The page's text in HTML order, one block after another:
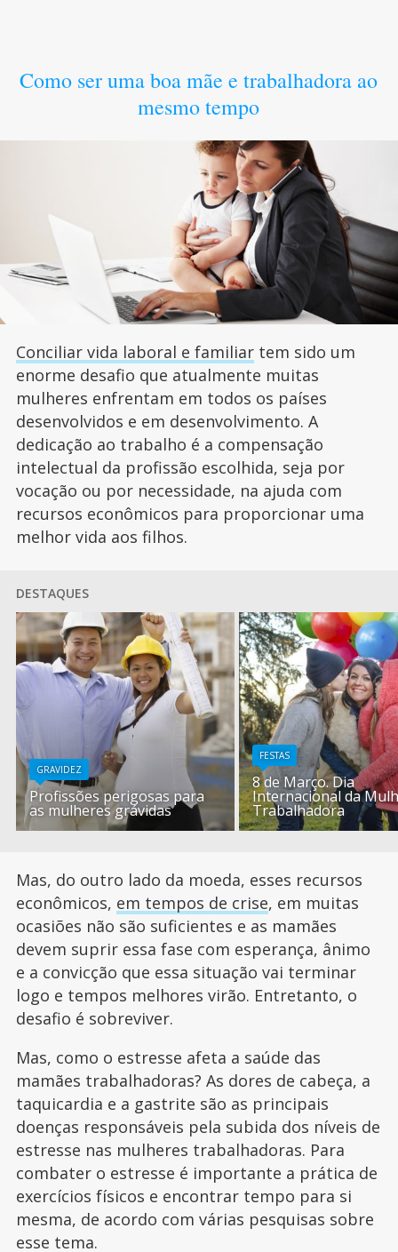
Como ser uma boa mãe e trabalhadora ao
mesmo tempo
Conciliar vida laboral e familiartem sido um
enorme desafio que atualmente muitas
mulheres enfrentam em todos os países
desenvolvidos e em desenvolvimento. A
dedicação ao trabalho é a compensação
intelectual da profissão escolhida, seja por
vocação ou por necessidade, na ajuda com
recursos econômicos para proporcionar uma
melhor vida aos filhos.
DESTAQUES
GRAVIDEZ
Profissões perigosas para
as mulheres grávidas
FESTAS
8 de Março. Dia
Internacional da
Trabalhadora
Mas, do outro lado da moeda, esses recursos
econômicos, em tempos de crise, em muitas
ocasiões não são suficientes e as mamães
devem suprir essa fase com esperança, ânimo
e a convicção que essa situação vai terminar
logo e tempos melhores virão. Entretanto, o
desafio é sobreviver.
Mas, como o estresse afeta a saúde das
mamães trabalhadoras? As dores de cabeça, a
taquicardia e a gastrite são as principais
doenças responsáveis pela subida dos níveis de
estresse nas mulheres trabalhadoras. Para
combater o estresse é importante a prática de
exercícios físicos e encontrar tempo para si
mesma, de acordo com várias pesquisas sobre
esse tema.